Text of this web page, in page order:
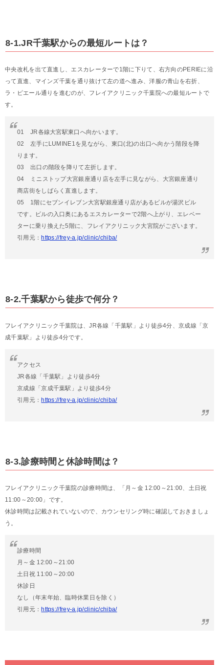
8-1.JR千葉駅からの最短ルートは？
中央改札を出て直進し、エスカレーターで1階に下りて、右方向のPERIEに沿
って直進、マインズ千葉を通り抜けて左の道へ進み、洋服の青山を右折、
ラ・ピエール通りを進むのが、フレイアクリニック千葉院への最短ルートで
す。
01 JR各線大宮駅東口へ向かいます。
02 左手にLUMINE1を見ながら、東口(北)の出口へ向かう階段を降
ります。
03 出口の階段を降りて左折します。
04 ミニストップ大宮銀座通り店を左手に見ながら、大宮銀座通り
商店街をしばらく直進します。
05 1階にセブンイレブン大宮駅銀座通り店があるビルが湯沢ビル
です。ビルの入口奥にあるエスカレーターで2階へ上がり、エレベー
ターに乗り換えた5階に、フレイアクリニック大宮院がございます。
引用元： https://frey-a.jp/clinic/chiba/
8-2.千葉駅から徒歩で何分？
フレイアクリニック千葉院は、JR各線「千葉駅」より徒歩4分、京成線「京
成千葉駅」より徒歩4分です。
アクセス
JR各線「千葉駅」より徒歩4分
京成線「京成千葉駅」より徒歩4分
引用元： https://frey-a.jp/clinic/chiba/
8-3.診療時間と休診時間は？
フレイアクリニック千葉院の診療時間は、「月～金 12:00～21:00、土日祝
11:00～20:00」です。
休診時間は記載されていないので、カウンセリング時に確認しておきましょ
う。
診療時間
月～金 12:00～21:00
土日祝 11:00～20:00
休診日
なし（年末年始、臨時休業日を除く）
引用元： https://frey-a.jp/clinic/chiba/